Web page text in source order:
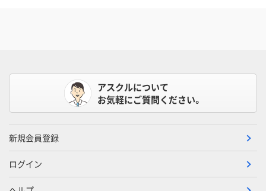
アスクルについて
お気軽にご質問ください。
新規会員登録
ログイン